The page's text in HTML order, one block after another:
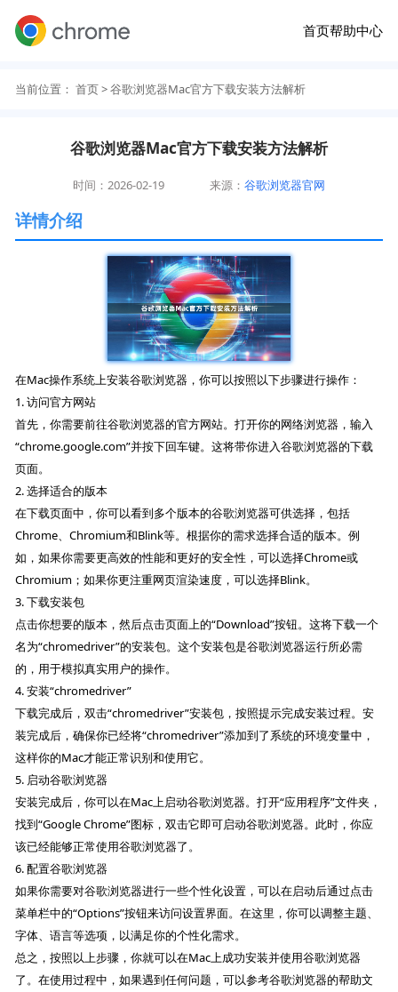
首页帮助中心
当前位置： 首页> 谷歌浏览器Mac官方下载安装方法解析
谷歌浏览器Mac官方下载安装方法解析
时间：2026-02-19 来源：谷歌浏览器官网
详情介绍
在Mac操作系统上安装谷歌浏览器，你可以按照以下步骤进行操作：
1. 访问官方网站
首先，你需要前往谷歌浏览器的官方网站。打开你的网络浏览器，输入
“chrome.google.com”并按下回车键。这将带你进入谷歌浏览器的下载
页面。
2. 选择适合的版本
在下载页面中，你可以看到多个版本的谷歌浏览器可供选择，包括
Chrome、Chromium和Blink等。根据你的需求选择合适的版本。例
如，如果你需要更高效的性能和更好的安全性，可以选择Chrome或
Chromium；如果你更注重网页渲染速度，可以选择Blink。
3. 下载安装包
点击你想要的版本，然后点击页面上的“Download”按钮。这将下载一个
名为“chromedriver”的安装包。这个安装包是谷歌浏览器运行所必需
的，用于模拟真实用户的操作。
4. 安装“chromedriver”
下载完成后，双击“chromedriver”安装包，按照提示完成安装过程。安
装完成后，确保你已经将“chromedriver”添加到了系统的环境变量中，
这样你的Mac才能正常识别和使用它。
5. 启动谷歌浏览器
安装完成后，你可以在Mac上启动谷歌浏览器。打开“应用程序”文件夹，
找到“Google Chrome”图标，双击它即可启动谷歌浏览器。此时，你应
该已经能够正常使用谷歌浏览器了。
6. 配置谷歌浏览器
如果你需要对谷歌浏览器进行一些个性化设置，可以在启动后通过点击
菜单栏中的“Options”按钮来访问设置界面。在这里，你可以调整主题、
字体、语言等选项，以满足你的个性化需求。
总之，按照以上步骤，你就可以在Mac上成功安装并使用谷歌浏览器
了。在使用过程中，如果遇到任何问题，可以参考谷歌浏览器的帮助文